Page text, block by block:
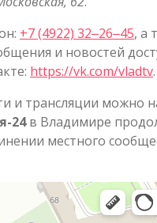
+7 (4922) 32‒26‒45, а
и новостей
https://vk.com/vladtv.
и трансляции можно
24в Владимире
местного